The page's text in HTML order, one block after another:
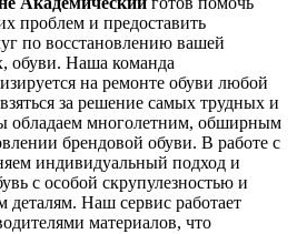
проблем и предоставить
по восстановлению вашей
обуви. Наша команда
на ремонте обуви любой
за решение самых трудных и
обладаем многолетним, обширным
брендовой обуви. В работе с
индивидуальный подход и
с особой скрупулезностью и
Наш сервис работает
материалов, что